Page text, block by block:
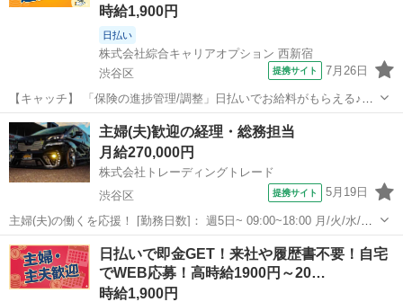
時給1,900円
日払い
株式会社綜合キャリアオプション 西新宿
渋谷区
提携サイト 7月26日
【キャッチ】 「保険の進捗管理/調整」日払いでお給料がもらえる♪未
経験さん活躍中◎人気のオフィスワーク！！40代まで幅広く活躍中♪
【コメント】 《未経験から就業可能なオフィスワーク☆》 「未経験か
らだと不安で…」 「ブラ...
東京 渋谷区 電話対応
主婦(夫)歓迎の経理・総務担当
月給270,000円
株式会社トレーディングトレード
渋谷区
提携サイト 5月19日
主婦(夫)の働くを応援！ [勤務日数]： 週5日~ 09:00~18:00 月/火/水/木/
金 [勤務地・最寄駅]： 東京都渋谷区代々木2-13-4 新中央ビル4F 株式
会社トレーディングトレード 新宿(東京メトロ)駅徒...
東京 渋谷区 経理
日払いで即金GET！来社や履歴書不要！自宅
でWEB応募！高時給1900円～20…
時給1,900円